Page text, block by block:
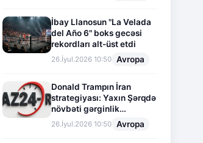
İbay Llanosun "La Velada
del Año 6" boks gecəsi
rekordları alt-üst etdi
26.İyul.2026 10:50 Avropa
Donald Trampın İran
strategiyası: Yaxın Şərqdə
növbəti gərginlik
mərhələsi
26.İyul.2026 10:50 Avropa